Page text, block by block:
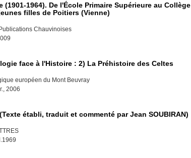
(1901-1964). De l'École Primaire Supérieure au Collège
filles de Poitiers (Vienne)
Chauvinoises
face à l'Histoire : 2) La Préhistoire des Celtes
européen du Mont Beuvray
2006
établi, traduit et commenté par Jean SOUBIRAN)